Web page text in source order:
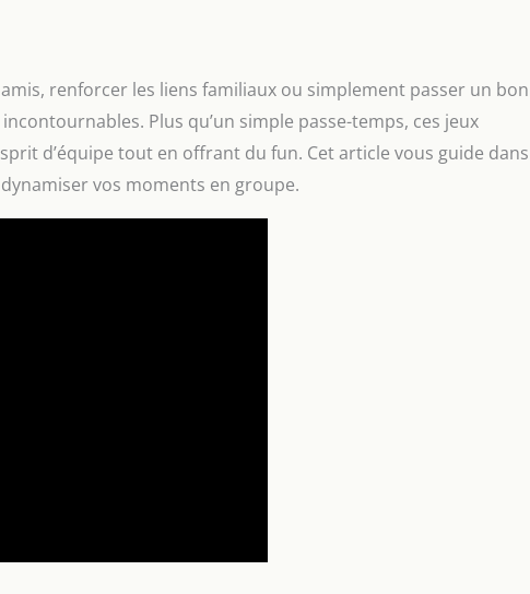
renforcer les liens familiaux ou simplement passer un bon
Plus qu’un simple passe-temps, ces jeux
d’équipe tout en offrant du fun. Cet article vous guide dans
vos moments en groupe.